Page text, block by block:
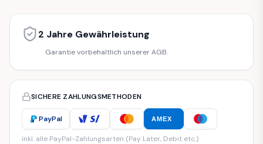
2 Jahre Gewährleistung
Garantie vorbehaltlich unserer AGB.
SICHERE ZAHLUNGSMETHODEN
PayPal AMEX
inkl. alle PayPal-Zahlungsarten (Pay Later, Debit etc.)